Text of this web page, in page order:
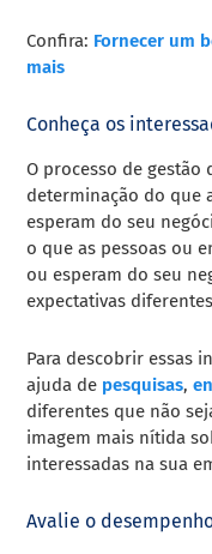
Confira: Fornecer um
mais
Conheça os
O processo de
determinação do que
esperam do seu
o que as pessoas ou
ou esperam do seu
expectativas
Para descobrir essas
ajuda de pesquisas,
diferentes que não
imagem mais nítida
interessadas na sua
Avalie o